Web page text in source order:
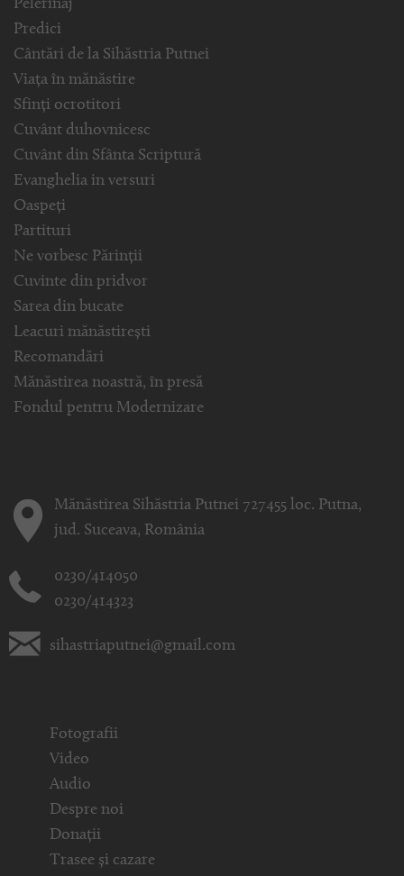
Pelerinaj
Predici
Cântări de la Sihăstria Putnei
Viața în mănăstire
Sfinți ocrotitori
Cuvânt duhovnicesc
Cuvânt din Sfânta Scriptură
Evanghelia in versuri
Oaspeți
Partituri
Ne vorbesc Părinții
Cuvinte din pridvor
Sarea din bucate
Leacuri mănăstirești
Recomandări
Mănăstirea noastră, în presă
Fondul pentru Modernizare
Mănăstirea Sihăstria Putnei 727455 loc. Putna,
jud. Suceava, România
0230/414050
0230/414323
sihastriaputnei@gmail.com
Fotografii
Video
Audio
Despre noi
Donații
Trasee și cazare